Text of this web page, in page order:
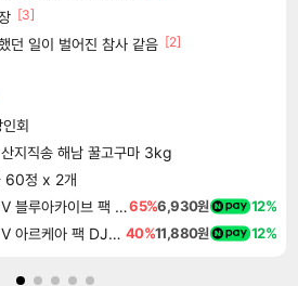
[3]
던 일이 벌어진 참사 같음 [2]
회
지직송 해남 꿀고구마 3kg
60정 x 2개
디제이맥스 리스펙트 V 블루아카이브 팩 DJMAX RESPECT V Blue Archive Pack DLC65%6,930원 12%
디제이맥스 리스펙트 V 아르케아 팩 DJMAX RESPECT V Arcaea Pack DLC 40%11,880원 12%